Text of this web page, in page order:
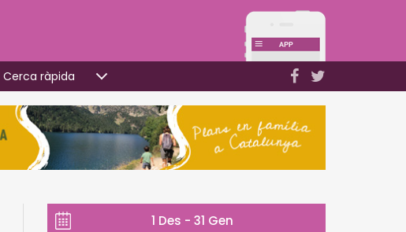
Cerca ràpida
1 Des - 31 Gen